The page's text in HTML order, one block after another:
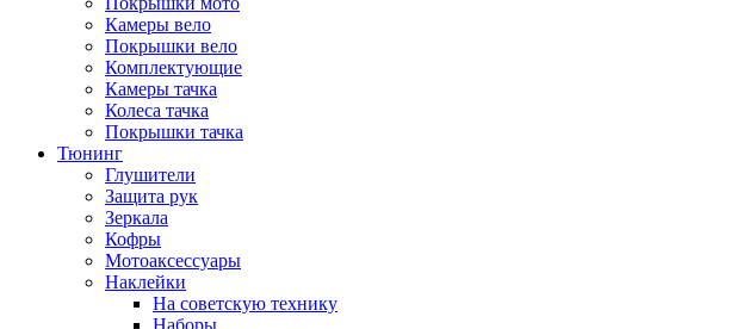
Камеры вело
Покрышки вело
Комплектующие
Камеры тачка
Колеса тачка
Покрышки тачка
Тюнинг
Глушители
Защита рук
Зеркала
Кофры
Мотоаксессуары
Наклейки
На советскую технику
Наборы